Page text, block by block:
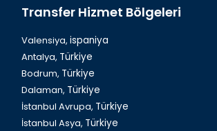
Türkiye`de Yeşil Kanyon Turu
Transfer Hizmet Bölgeleri
Valensiya, ispaniya
Antalya, Türkiye
Bodrum, Türkiye
Dalaman, Türkiye
İstanbul Avrupa, Türkiye
İstanbul Asya, Türkiye